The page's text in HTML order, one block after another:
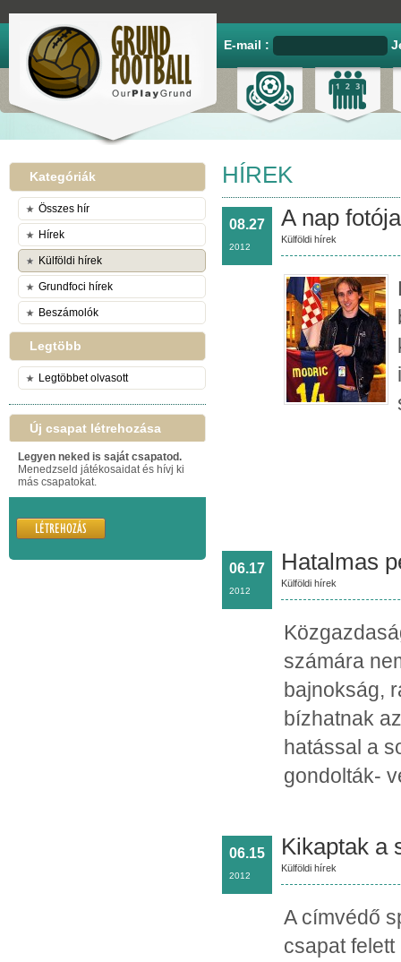
E-mail :
Kategóriák
Összes hír
Hírek
Külföldi hírek
Grundfoci hírek
Beszámolók
Legtöbb
Legtöbbet olvasott
Új csapat létrehozása
Legyen neked is saját csapatod.
Menedzseld játékosaidat és hívj ki
más csapatokat.
HÍREK
08.27
2012
A nap
Külföldi hírek
06.17
2012
Hatalmas
Külföldi hírek
számára
bajnokság,
bízhatnak
hatással a
gondolták-
06.15
2012
Kikaptak a
Külföldi hírek
A címvédő
csapat